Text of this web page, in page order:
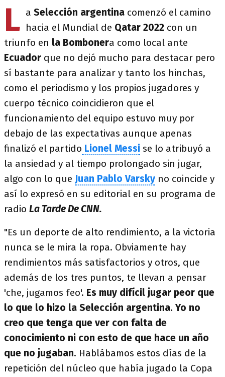
L a Selección argentina comenzó el camino
hacia el Mundial de Qatar 2022 con un
triunfo en la Bombonera como local ante
Ecuador que no dejó mucho para destacar pero
sí bastante para analizar y tanto los hinchas,
como el periodismo y los propios jugadores y
cuerpo técnico coincidieron que el
funcionamiento del equipo estuvo muy por
debajo de las expectativas aunque apenas
finalizó el partido Lionel Messi se lo atribuyó a
la ansiedad y al tiempo prolongado sin jugar,
algo con lo que Juan Pablo Varsky no coincide y
así lo expresó en su editorial en su programa de
radio La Tarde De CNN.
"Es un deporte de alto rendimiento, a la victoria
nunca se le mira la ropa. Obviamente hay
rendimientos más satisfactorios y otros, que
además de los tres puntos, te llevan a pensar
'che, jugamos feo'. Es muy difícil jugar peor que
lo que lo hizo la Selección argentina. Yo no
creo que tenga que ver con falta de
conocimiento ni con esto de que hace un año
que no jugaban. Hablábamos estos días de la
repetición del núcleo que había jugado la Copa